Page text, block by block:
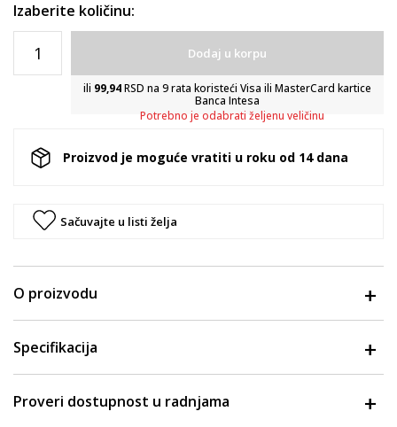
Izaberite količinu:
Dodaj u korpu
ili 99,94RSD na 9 rata koristeći Visa ili MasterCard kartice
Banca Intesa
Potrebno je odabrati željenu veličinu
Proizvod je moguće vratiti u roku od 14 dana
Sačuvajte u listi želja
O proizvodu
Specifikacija
Proveri dostupnost u radnjama